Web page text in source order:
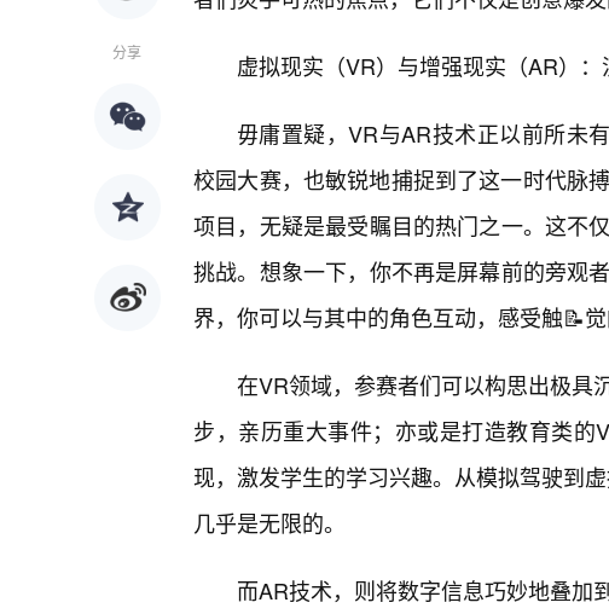
分享 虚拟现实（VR）与增强现实（AR）
毋庸置疑，VR与AR技术正以前所未
校园大赛，也敏锐地捕捉到了这一时代脉
项目，无疑是最受瞩目的热门之一。这不
挑战。想象一下，你不再是屏幕前的旁观
界，你可以与其中的角色互动，感受触📝
在VR领域，参赛者们可以构思出极具
步，亲历重大事件；亦或是打造教育类
现，激发学生的学习兴趣。从模拟驾驶到
几乎是无限的。
而AR技术，则将数字信息巧妙地叠加